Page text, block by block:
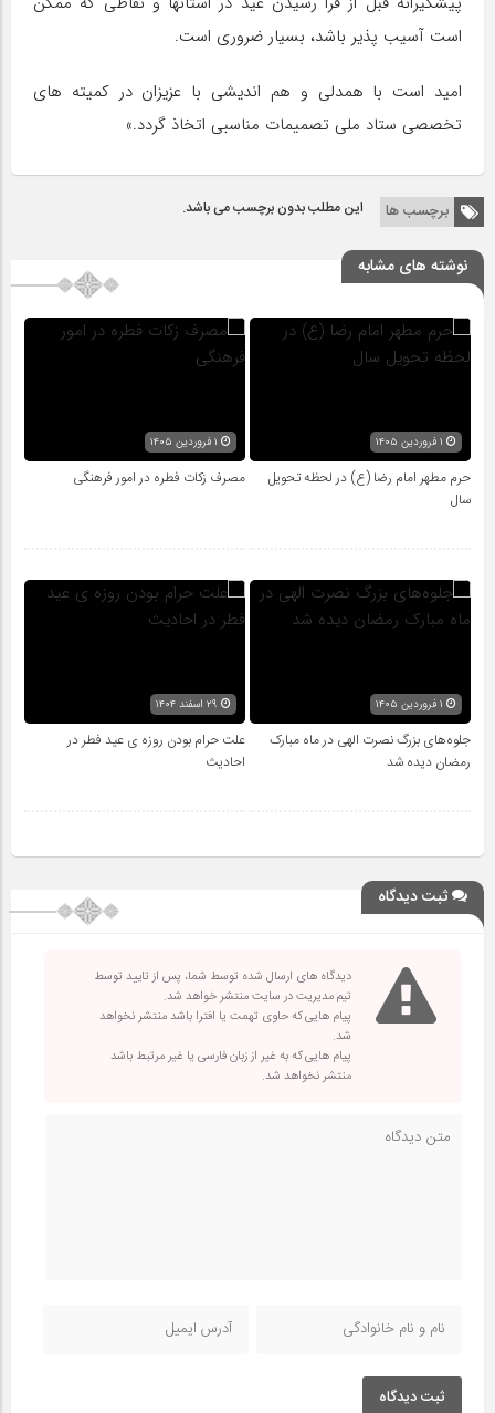
است آسیب­ پذیر باشد، بسیار ضروری است.
امید است با همدلی و هم­ اندیشی با عزیزان در کمیته­ های
تخصصی ستاد ملی تصمیمات مناسبی اتخاذ گردد.»
برچسب ها این مطلب بدون برچسب می باشد.
نوشته های مشابه
حرم مطهر امام رضا (ع) در لحظه تحویل
سال
مصرف زکات فطره در امور فرهنگی
جلوه‌های بزرگ نصرت الهی در ماه مبارک
رمضان دیده شد
علت حرام بودن روزه ی عید فطر در
احادیث
ثبت دیدگاه
دیدگاه های ارسال شده توسط شما، پس از تایید توسط
تیم مدیریت در سایت منتشر خواهد شد.
پیام هایی که حاوی تهمت یا افترا باشد منتشر نخواهد
شد.
پیام هایی که به غیر از زبان فارسی یا غیر مرتبط باشد
منتشر نخواهد شد.
ثبت دیدگاه